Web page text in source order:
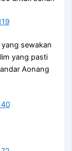
sewakan
yang pasti
Aonang